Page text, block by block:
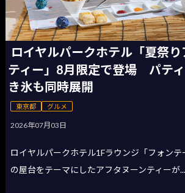
ロイヤルパークホテル「夏祭
ティー」8月限定で登場 パテ
き氷も同時展開
東京都 グルメ
2026年07月03日
ロイヤルパークホテル1Fラウンジ「フォンテ
の屋台をテーマにしたアフタヌーンティーが...